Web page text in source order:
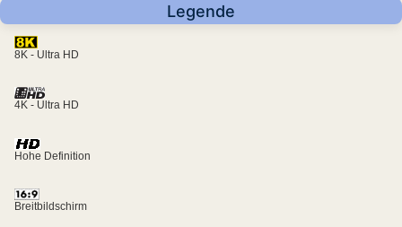
Legende
8K - Ultra HD
4K - Ultra HD
Hohe Definition
Breitbildschirm